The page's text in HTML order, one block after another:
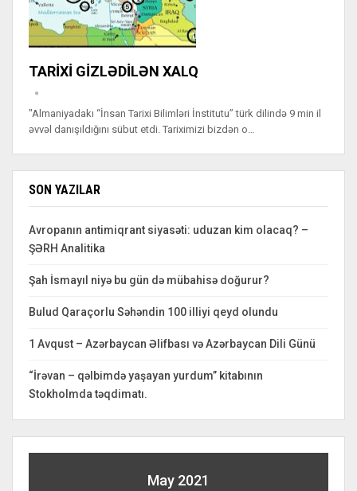
TARİXİ GİZLƏDİLƏN XALQ
"Almaniyadakı “İnsan Tarixi Bilimləri İnstitutu” türk dilində 9 min il
əvvəl danışıldığını sübut etdi. Tariximizi bizdən o…
SON YAZILAR
Avropanın antimiqrant siyasəti: uduzan kim olacaq? –
ŞƏRH Analitika
Şah İsmayıl niyə bu gün də mübahisə doğurur?
Bulud Qaraçorlu Səhəndin 100 illiyi qeyd olundu
1 Avqust – Azərbaycan Əlifbası və Azərbaycan Dili Günü
“İrəvan – qəlbimdə yaşayan yurdum” kitabının
Stokholmda təqdimatı.
May 2021